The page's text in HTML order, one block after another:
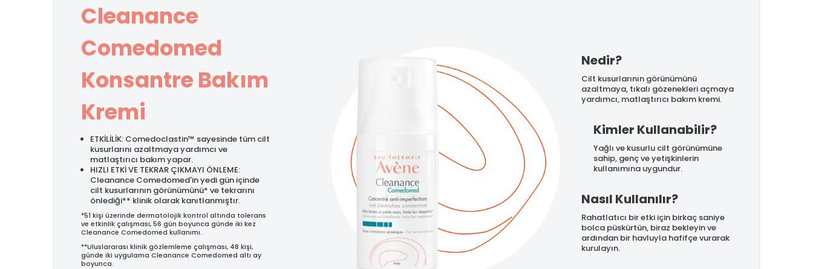
Cleanance
Comedomed
Konsantre Bakım
Kremi
ETKİLİLİK: Comedoclastin™ sayesinde tüm cilt
kusurlarını azaltmaya yardımcı ve
matlaştırıcı bakım yapar.
HIZLI ETKİ VE TEKRAR ÇIKMAYI ÖNLEME:
Cleanance Comedomed'in yedi gün içinde
cilt kusurlarının görünümünü* ve tekrarını
önlediği** klinik olarak kanıtlanmıştır.
*51 kişi üzerinde dermatolojik kontrol altında tolerans
ve etkinlik çalışması, 56 gün boyunca günde iki kez
Cleanance Comedomed kullanımı.
**Uluslararası klinik gözlemleme çalışması, 48 kişi,
günde iki uygulama Cleanance Comedomed altı ay
boyunca.
Nedir?
Cilt kusurlarının görünümünü
azaltmaya, tıkalı gözenekleri açmaya
yardımcı, matlaştırıcı bakım kremi.
Kimler Kullanabilir?
Yağlı ve kusurlu cilt görünümüne
sahip, genç ve yetişkinlerin
kullanımına uygundur.
Nasıl Kullanılır?
Rahatlatıcı bir etki için birkaç saniye
bolca püskürtün, biraz bekleyin ve
ardından bir havluyla hafifçe vurarak
kurulayın.